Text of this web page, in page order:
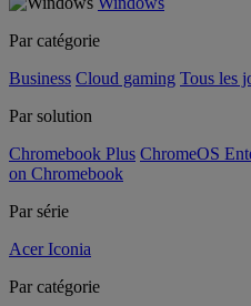
Par catégorie
Business Cloud gaming Tous les
Par solution
Chromebook Plus ChromeOS
on Chromebook
Par série
Acer Iconia
Par catégorie